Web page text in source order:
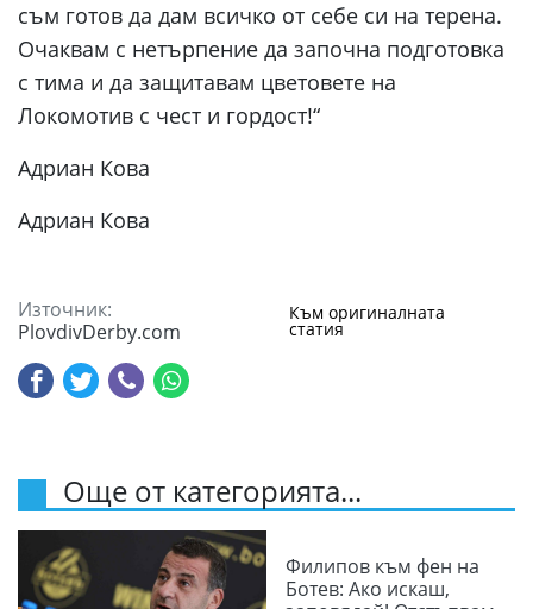
съм готов да дам всичко от себе си на терена.
Очаквам с нетърпение да започна подготовка
с тима и да защитавам цветовете на
Локомотив с чест и гордост!“
Адриан Кова
Адриан Кова
Източник:
PlovdivDerby.com
Към оригиналната
статия
Още от категорията...
Филипов към фен на
Ботев: Ако искаш,